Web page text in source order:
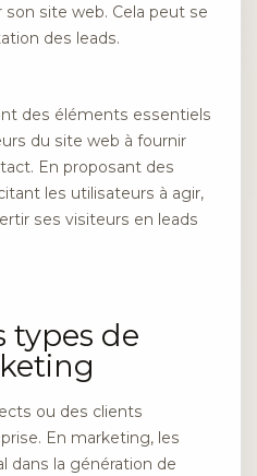
site web. Cela peut se
des leads.
des éléments essentiels
du site web à fournir
En proposant des
les utilisateurs à agir,
ses visiteurs en leads
types de
ou des clients
En marketing, les
dans la génération de